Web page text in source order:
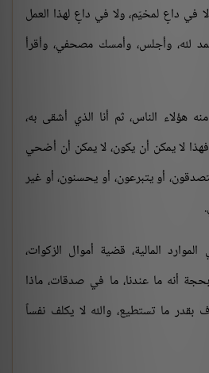
في داعٍ لمخيّم، ولا في داعٍ لهذا العمل
لله، وأجلس، وأمسك مصحفي، وأقرأ
هؤلاء الناس، ثم أنا الذي أشقى به،
لا يمكن أن يكون، لا يمكن أن أضحي
أو يتبرعون، أو يحسنون، أو غير
المالية، قضية أموال الزكوات،
أنه ما عندنا، ما في صدقات، ماذا
ما تستطيع، والله لا يكلف نفساً